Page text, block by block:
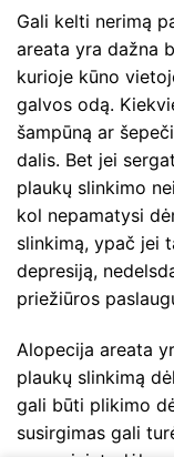
Gali kelti nerimą
areata yra dažna
kurioje kūno
galvos odą.
šampūną ar
dalis. Bet jei
plaukų slinkimo
kol nepamatysi
slinkimą, ypač jei
depresiją,
priežiūros
Alopecija areata
plaukų slinkimą
gali būti plikimo
susirgimas gali